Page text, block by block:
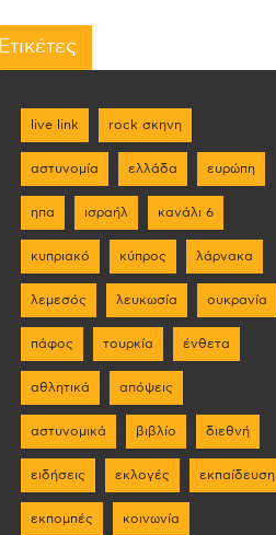
Ετικέτες
live link rock σκηνη
αστυνομία ελλάδα ευρώπη
ηπα ισραήλ κανάλι 6
κυπριακό κύπρος λάρνακα
λεμεσός λευκωσία ουκρανία
πάφος τουρκία ένθετα
αθλητικά απόψεις
αστυνομικά βιβλίο διεθνή
ειδήσεις εκλογές εκπαίδευση
εκπομπές κοινωνία